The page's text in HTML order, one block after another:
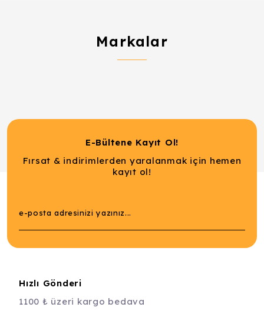
Markalar
E-Bültene Kayıt Ol!
Fırsat & indirimlerden yaralanmak için hemen
kayıt ol!
Hızlı Gönderi
1100 ₺ üzeri kargo bedava